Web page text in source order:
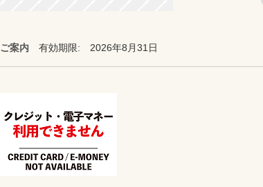
ご案内 有効期限: 2026年8月31日